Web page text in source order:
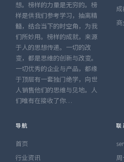
想。榜样的力量是无穷的。榜
样是供我们参考学习，抽离精
髓，结合当下的时空角，为我
们所妙用。榜样的成就，来源
于人的思想传递。一切的改
变，都是思维的创新与改变。
一切优秀的企业与产品，都缘
于顶层有一套独门绝学，向世
人销售他们的思维与见地。人
们唯有在接收了你…
导航
首页
行业资讯
联
周